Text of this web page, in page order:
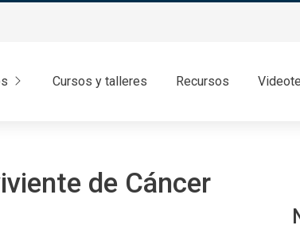
Cursos y talleres Recursos
de Cáncer